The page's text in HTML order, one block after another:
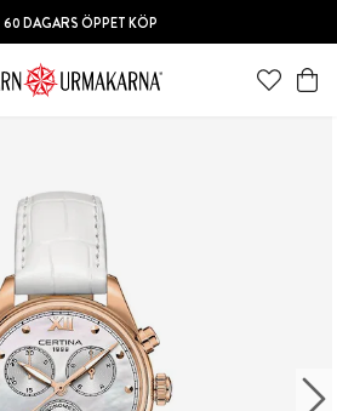
60 DAGARS ÖPPET KÖP